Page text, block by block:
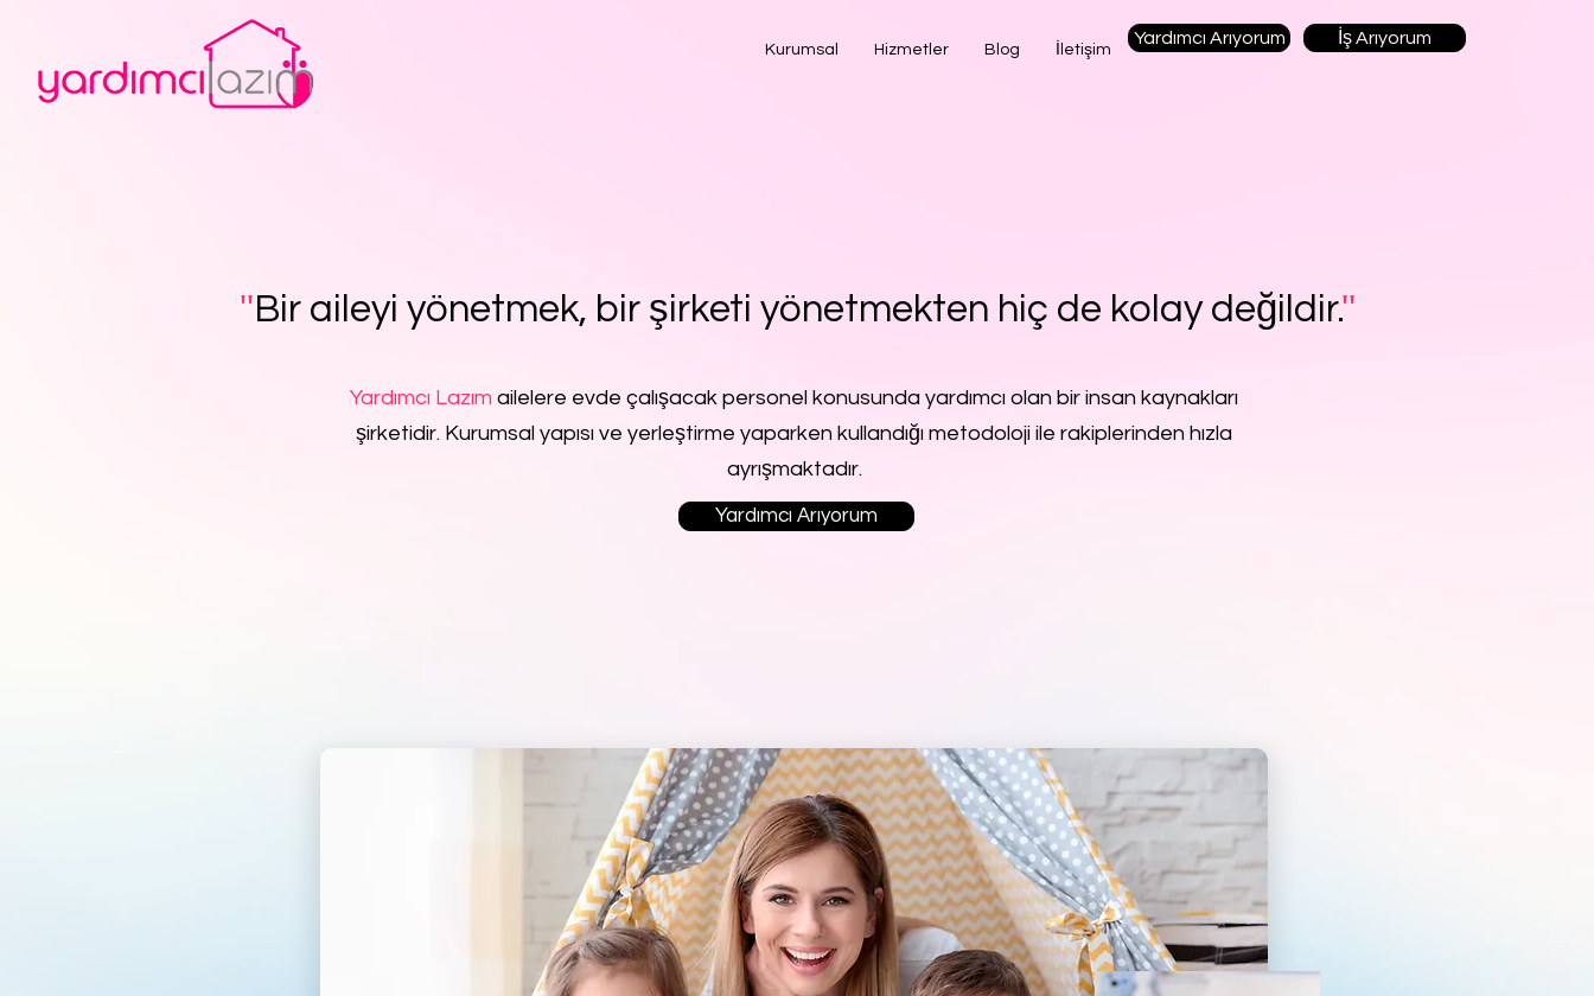
Kurumsal Hizmetler Blog İletişim
Yardımcı Arıyorum İş Arıyorum
''Bir aileyi yönetmek, bir şirketi yönetmekten hiç de kolay değildir.''
Yardımcı Lazım ailelere evde çalışacak personel konusunda yardımcı olan bir insan kaynakları
şirketidir. Kurumsal yapısı ve yerleştirme yaparken kullandığı metodoloji ile rakiplerinden hızla
ayrışmaktadır.
Yardımcı Arıyorum